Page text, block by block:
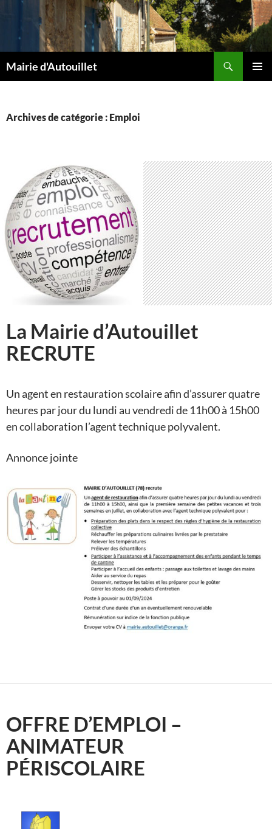
contenu
Mairie d'Autouillet
Archives de catégorie : Emploi
La Mairie d’Autouillet
RECRUTE
Un agent en restauration scolaire afin d’assurer quatre
heures par jour du lundi au vendredi de 11h00 à 15h00
en collaboration l’agent technique polyvalent.
Annonce jointe
OFFRE D’EMPLOI –
ANIMATEUR
PÉRISCOLAIRE